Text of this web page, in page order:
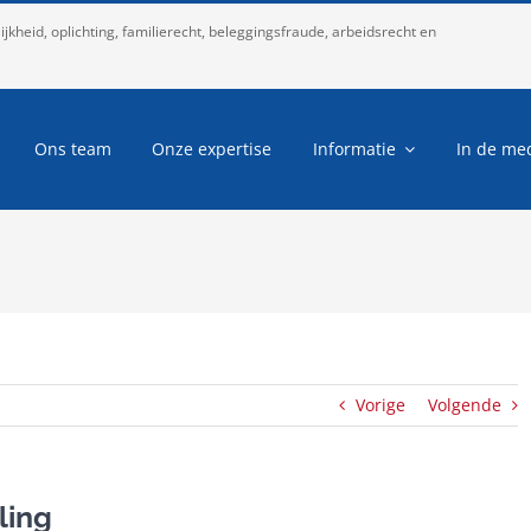
oplichting, familierecht, beleggingsfraude, arbeidsrecht en
Ons team Onze expertise Informatie In de
Vorige Volgende